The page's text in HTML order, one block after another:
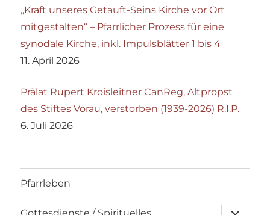
„Kraft unseres Getauft-Seins Kirche vor Ort
mitgestalten“ – Pfarrlicher Prozess für eine
synodale Kirche, inkl. Impulsblätter 1 bis 4
11. April 2026
Prälat Rupert Kroisleitner CanReg, Altpropst
des Stiftes Vorau, verstorben (1939-2026) R.I.P.
6. Juli 2026
Pfarrleben